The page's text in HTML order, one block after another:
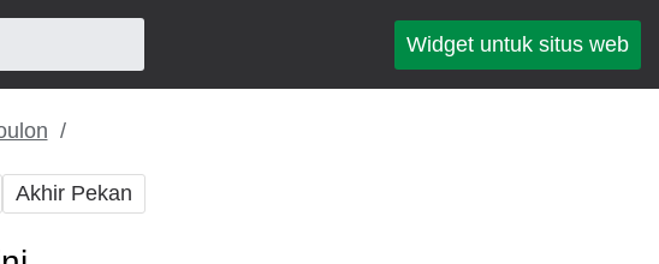
Widget untuk situs web
Akhir Pekan